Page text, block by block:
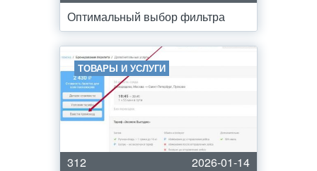
Оптимальный выбор фильтра
ТОВАРЫ И УСЛУГИ
312
2026-01-14